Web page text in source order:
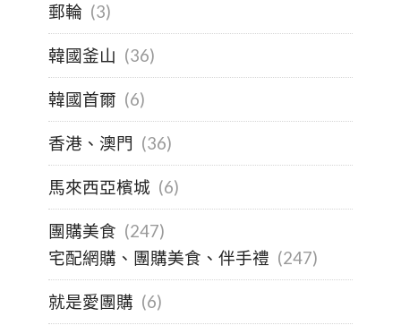
郵輪 (3)
韓國釜山 (36)
韓國首爾 (6)
香港、澳門 (36)
馬來西亞檳城 (6)
團購美食 (247)
宅配網購、團購美食、伴手禮 (247)
就是愛團購 (6)